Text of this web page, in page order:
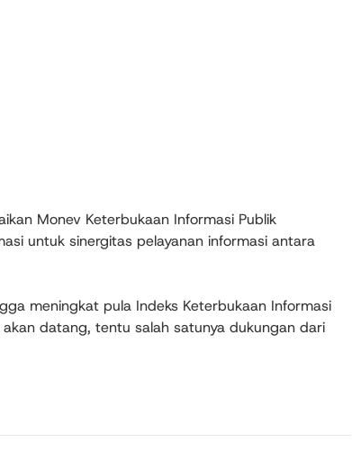
Monev Keterbukaan Informasi Publik
untuk sinergitas pelayanan informasi antara
meningkat pula Indeks Keterbukaan Informasi
datang, tentu salah satunya dukungan dari